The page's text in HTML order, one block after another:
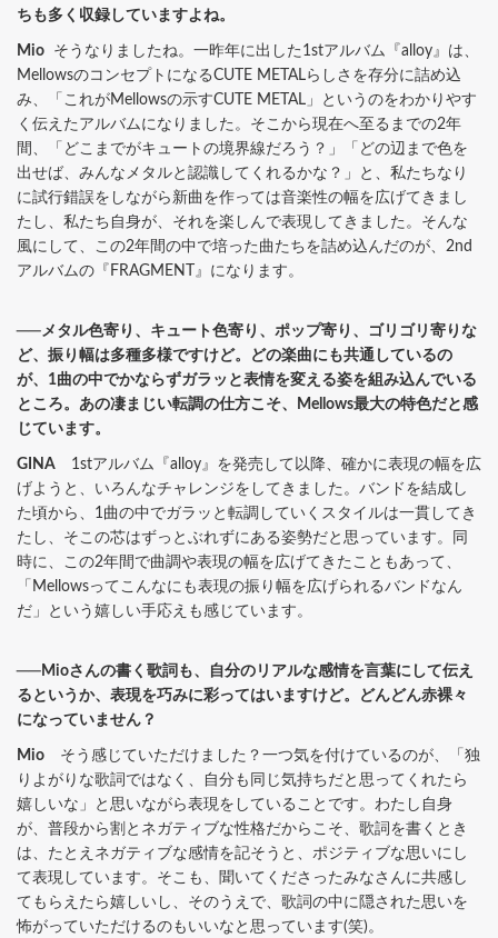
ちも多く収録していますよね。
Mio そうなりましたね。一昨年に出した1stアルバム『alloy』は、
MellowsのコンセプトになるCUTE METALらしさを存分に詰め込
み、「これがMellowsの示すCUTE METAL」というのをわかりやす
く伝えたアルバムになりました。そこから現在へ至るまでの2年
間、「どこまでがキュートの境界線だろう？」「どの辺まで色を
出せば、みんなメタルと認識してくれるかな？」と、私たちなり
に試行錯誤をしながら新曲を作っては音楽性の幅を広げてきまし
たし、私たち自身が、それを楽しんで表現してきました。そんな
風にして、この2年間の中で培った曲たちを詰め込んだのが、2nd
アルバムの『FRAGMENT』になります。
──メタル色寄り、キュート色寄り、ポップ寄り、ゴリゴリ寄りな
ど、振り幅は多種多様ですけど。どの楽曲にも共通しているの
が、1曲の中でかならずガラッと表情を変える姿を組み込んでいる
ところ。あの凄まじい転調の仕方こそ、Mellows最大の特色だと感
じています。
GINA 1stアルバム『alloy』を発売して以降、確かに表現の幅を広
げようと、いろんなチャレンジをしてきました。バンドを結成し
た頃から、1曲の中でガラッと転調していくスタイルは一貫してき
たし、そこの芯はずっとぶれずにある姿勢だと思っています。同
時に、この2年間で曲調や表現の幅を広げてきたこともあって、
「Mellowsってこんなにも表現の振り幅を広げられるバンドなん
だ」という嬉しい手応えも感じています。
──Mioさんの書く歌詞も、自分のリアルな感情を言葉にして伝え
るというか、表現を巧みに彩ってはいますけど。どんどん赤裸々
になっていません？
Mio そう感じていただけました？一つ気を付けているのが、「独
りよがりな歌詞ではなく、自分も同じ気持ちだと思ってくれたら
嬉しいな」と思いながら表現をしていることです。わたし自身
が、普段から割とネガティブな性格だからこそ、歌詞を書くとき
は、たとえネガティブな感情を記そうと、ポジティブな思いにし
て表現しています。そこも、聞いてくださったみなさんに共感し
てもらえたら嬉しいし、そのうえで、歌詞の中に隠された思いを
怖がっていただけるのもいいなと思っています(笑)。